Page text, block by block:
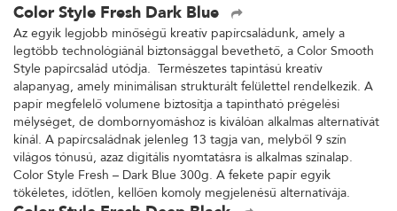
Color Style Fresh Dark Blue
Az egyik legjobb minőségű kreatív papírcsaládunk, amely a
legtöbb technológiánál biztonsággal bevethető, a Color Smooth
Style papírcsalád utódja. Természetes tapintású kreatív
alapanyag, amely minimálisan strukturált felülettel rendelkezik. A
papír megfelelő volumene biztosítja a tapintható prégelési
mélységet, de dombornyomáshoz is kiválóan alkalmas alternatívát
kínál. A papírcsaládnak jelenleg 13 tagja van, melyből 9 szín
világos tónusú, azaz digitális nyomtatásra is alkalmas színalap.
Color Style Fresh – Dark Blue 300g. A fekete papír egyik
tökéletes, időtlen, kellően komoly megjelenésű alternatívája.